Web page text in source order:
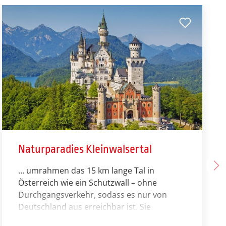
Naturparadies Kleinwalsertal
… umrahmen das 15 km lange Tal in
Österreich wie ein Schutzwall – ohne
Durchgangsverkehr, sodass es nur von
Deutschland aus erreichbar ist. Sie